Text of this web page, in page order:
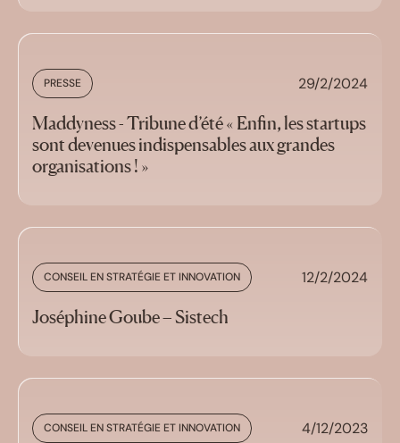
PRESSE 29/2/2024
Maddyness - Tribune d’été « Enfin, les startups
sont devenues indispensables aux grandes
organisations ! »
CONSEIL EN STRATÉGIE ET INNOVATION 12/2/2024
Joséphine Goube – Sistech
CONSEIL EN STRATÉGIE ET INNOVATION 4/12/2023